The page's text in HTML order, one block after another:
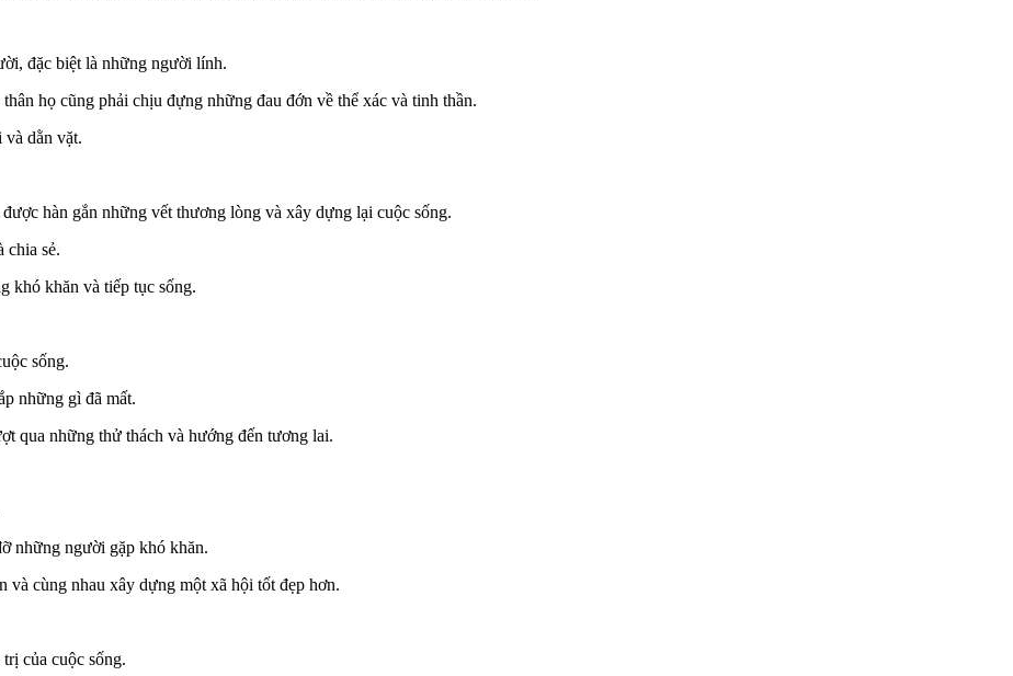
đặc biệt là những người lính.
họ cũng phải chịu đựng những đau đớn về thể xác và tinh thần.
và dằn vặt.
hàn gắn những vết thương lòng và xây dựng lại cuộc sống.
chia sẻ.
khó khăn và tiếp tục sống.
sống.
những gì đã mất.
qua những thử thách và hướng đến tương lai.
những người gặp khó khăn.
cùng nhau xây dựng một xã hội tốt đẹp hơn.
của cuộc sống.